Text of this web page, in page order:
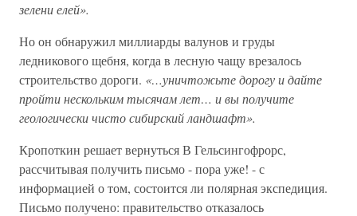
зелени елей».
Но он обнаружил миллиарды валунов и груды
ледникового щебня, когда в лесную чащу врезалось
строительство дороги. «…уничтожьте дорогу и дайте
пройти нескольким тысячам лет… и вы получите
геологически чисто сибирский ландшафт».
Кропоткин решает вернуться В Гельсингофрорс,
рассчитывая получить письмо - пора уже! - с
информацией о том, состоится ли полярная экспедиция.
Письмо получено: правительство отказалось